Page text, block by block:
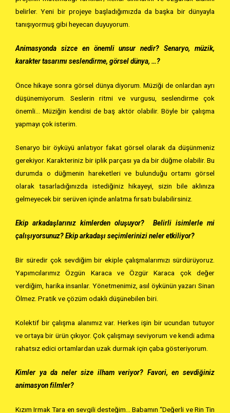
belirler. Yeni bir projeye başladığımızda da başka bir dünyayla
tanışıyormuş gibi heyecan duyuyorum.
Animasyonda sizce en önemli unsur nedir? Senaryo, müzik,
karakter tasarımı seslendirme, görsel dünya, …?
Önce hikaye sonra görsel dünya diyorum. Müziği de onlardan ayrı
düşünemiyorum. Seslerin ritmi ve vurgusu, seslendirme çok
önemli… Müziğin kendisi de baş aktör olabilir. Böyle bir çalışma
yapmayı çok isterim.
Senaryo bir öyküyü anlatıyor fakat görsel olarak da düşünmeniz
gerekiyor. Karakteriniz bir iplik parçası ya da bir düğme olabilir. Bu
durumda o düğmenin hareketleri ve bulunduğu ortamı görsel
olarak tasarladığınızda istediğiniz hikayeyi, sizin bile aklınıza
gelmeyecek bir serüven içinde anlatma fırsatı bulabilirsiniz.
Ekip arkadaşlarınız kimlerden oluşuyor? Belirli isimlerle mi
çalışıyorsunuz? Ekip arkadaşı seçimlerinizi neler etkiliyor?
Bir süredir çok sevdiğim bir ekiple çalışmalarımızı sürdürüyoruz.
Yapımcılarımız Özgün Karaca ve Özgür Karaca çok değer
verdiğim, harika insanlar. Yönetmenimiz, asıl öykünün yazarı Sinan
Ölmez. Pratik ve çözüm odaklı düşünebilen biri.
Kolektif bir çalışma alanımız var. Herkes işin bir ucundan tutuyor
ve ortaya bir ürün çıkıyor. Çok çalışmayı seviyorum ve kendi adıma
rahatsız edici ortamlardan uzak durmak için çaba gösteriyorum.
Kimler ya da neler size ilham veriyor? Favori, en sevdiğiniz
animasyon filmler?
Kızım Irmak Tara en sevgili desteğim… Babamın “Değerli ve Rin Tin